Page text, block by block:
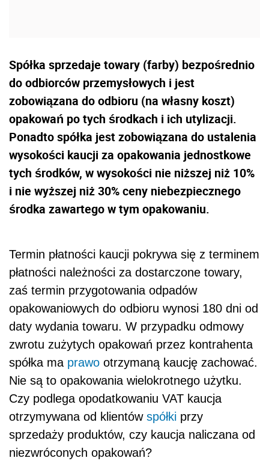
Spółka sprzedaje towary (farby) bezpośrednio
do odbiorców przemysłowych i jest
zobowiązana do odbioru (na własny koszt)
opakowań po tych środkach i ich utylizacji.
Ponadto spółka jest zobowiązana do ustalenia
wysokości kaucji za opakowania jednostkowe
tych środków, w wysokości nie niższej niż 10%
i nie wyższej niż 30% ceny niebezpiecznego
środka zawartego w tym opakowaniu.
Termin płatności kaucji pokrywa się z terminem
płatności należności za dostarczone towary,
zaś termin przygotowania odpadów
opakowaniowych do odbioru wynosi 180 dni od
daty wydania towaru. W przypadku odmowy
zwrotu zużytych opakowań przez kontrahenta
spółka ma prawo otrzymaną kaucję zachować.
Nie są to opakowania wielokrotnego użytku.
Czy podlega opodatkowaniu VAT kaucja
otrzymywana od klientów spółki przy
sprzedaży produktów, czy kaucja naliczana od
niezwróconych opakowań?